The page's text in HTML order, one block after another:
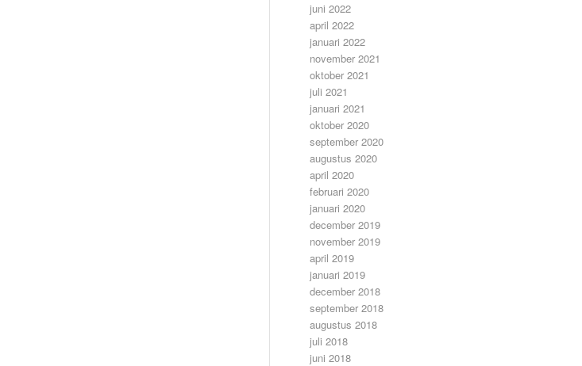
juni 2022
april 2022
januari 2022
november 2021
oktober 2021
juli 2021
januari 2021
oktober 2020
september 2020
augustus 2020
april 2020
februari 2020
januari 2020
december 2019
november 2019
april 2019
januari 2019
december 2018
september 2018
augustus 2018
juli 2018
juni 2018